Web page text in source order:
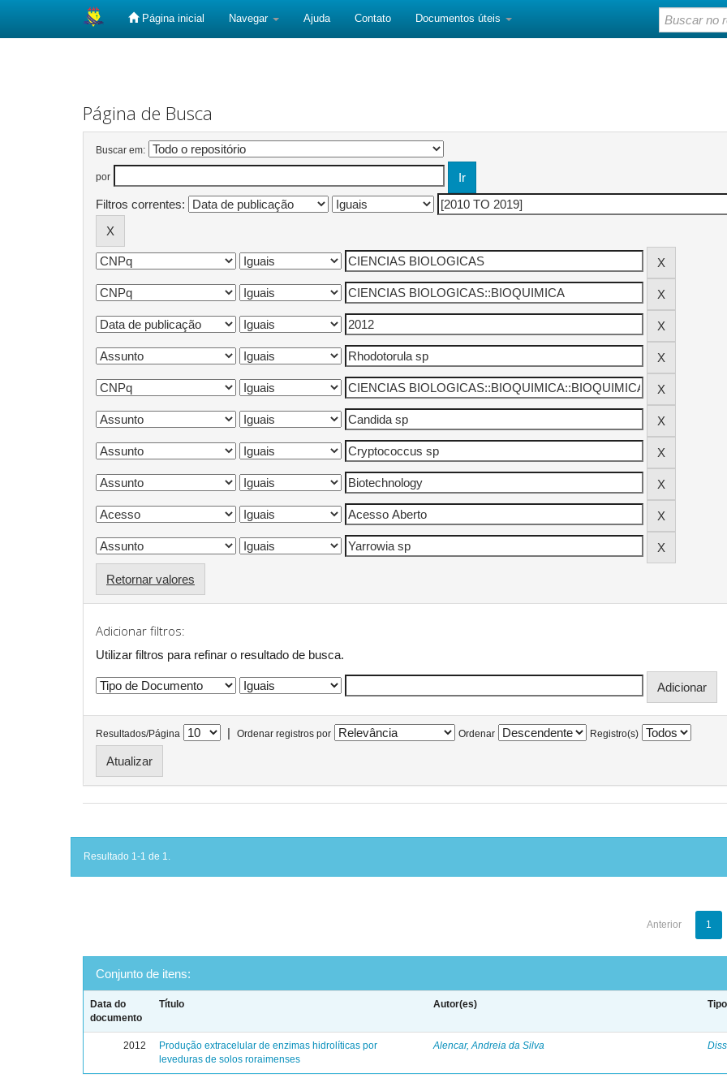
Página inicial Navegar Ajuda Contato Documentos úteis
Página de Busca
Buscar em:
por
Filtros correntes:
Retornar valores
Adicionar filtros:
Utilizar filtros para refinar o resultado de busca.
Resultados/Página | Ordenar registros por Ordenar Registro(s)
Resultado 1-1 de 1.
Anterior 1
Conjunto de itens:
Data do
documento
Título Autor(es) Tipo
2012
Produção extracelular de enzimas hidrolíticas por
leveduras de solos roraimenses
Alencar, Andreia da Silva